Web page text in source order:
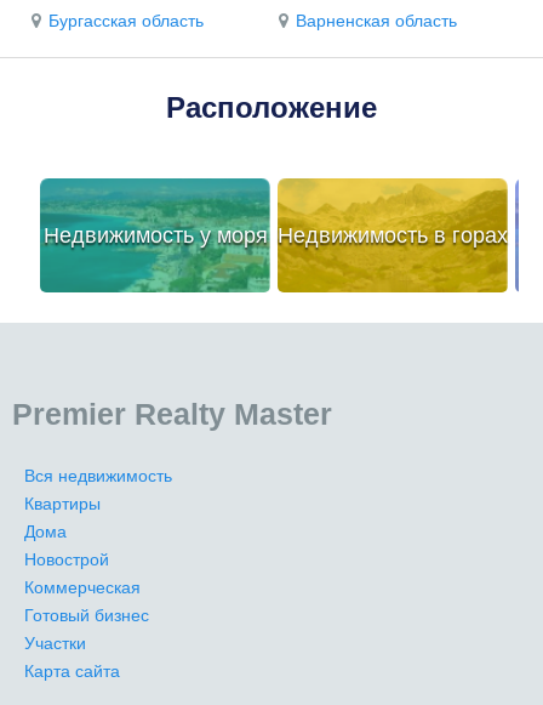
Бургасская область Варненская область
Расположение
Недвижимость у моря Недвижимость в горах
Premier Realty Master
Вся недвижимость
Квартиры
Дома
Новострой
Коммерческая
Готовый бизнес
Участки
Карта сайта